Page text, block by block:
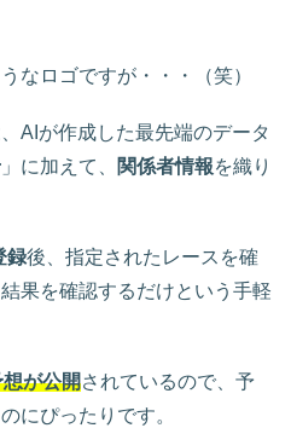
なロゴですが・・・（笑）
AIが作成した最先端のデータ
」に加えて、 関係者情報を織り
録後、指定されたレースを確
果を確認するだけという手軽
が公開されているので、予
にぴったりです。